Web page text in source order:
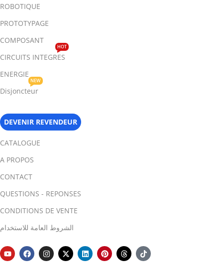
ROBOTIQUE
PROTOTYPAGE
COMPOSANT
CIRCUITS INTEGRES
HOT
ENERGIE
Disjoncteur
NEW
DEVENIR REVENDEUR
CATALOGUE
A PROPOS
CONTACT
QUESTIONS - REPONSES
CONDITIONS DE VENTE
الشروط العامة للاستخدام